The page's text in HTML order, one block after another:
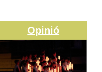
Opinió